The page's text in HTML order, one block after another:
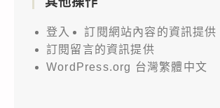
登入
訂閱網站內容的資訊提供
訂閱留言的資訊提供
WordPress.org 台灣繁體中文